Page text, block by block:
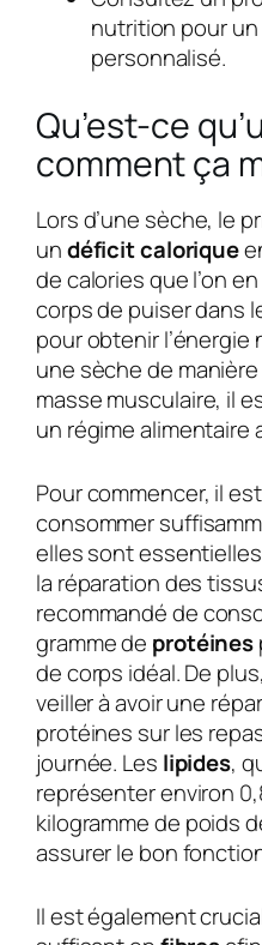
nutrition pour
personnalisé.
Qu’est-ce
comment ça
Lors d’une sèche, le
undéficit calorique
de calories que l’on
corps de puiser dans
pour obtenir l’énergie
une sèche de
masse musculaire, il
un régime alimentaire
Pour commencer, il
consommer
elles sont
la réparation des
recommandé de
gramme de protéines
de corps idéal. De
veiller à avoir une
protéines sur les
journée. Les lipides,
représenter environ
kilogramme de poids
assurer le bon
Il est également